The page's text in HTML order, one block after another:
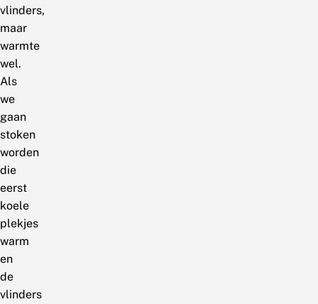
vlinders,
maar
warmte
wel.
Als
we
gaan
stoken
worden
die
eerst
koele
plekjes
warm
en
de
vlinders